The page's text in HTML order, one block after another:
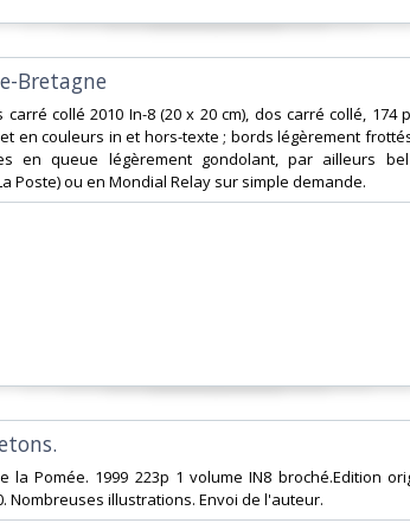
Bretagne‎
carré collé 2010 In-8 (20 x 20 cm), dos carré collé, 174
en couleurs in et hors-texte ; bords légèrement
en queue légèrement gondolant, par ailleurs
Poste) ou en Mondial Relay sur simple demande.‎
la Pomée. 1999 223p 1 volume IN8 broché.Edition
Nombreuses illustrations. Envoi de l'auteur.